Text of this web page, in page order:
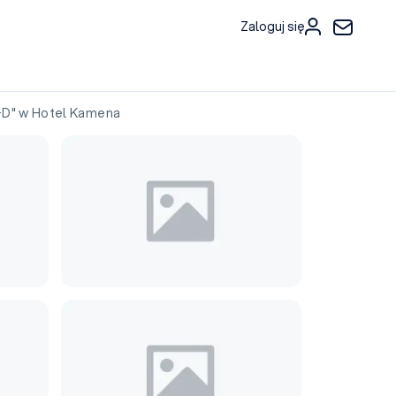
Zaloguj się
w Hotel Kamena